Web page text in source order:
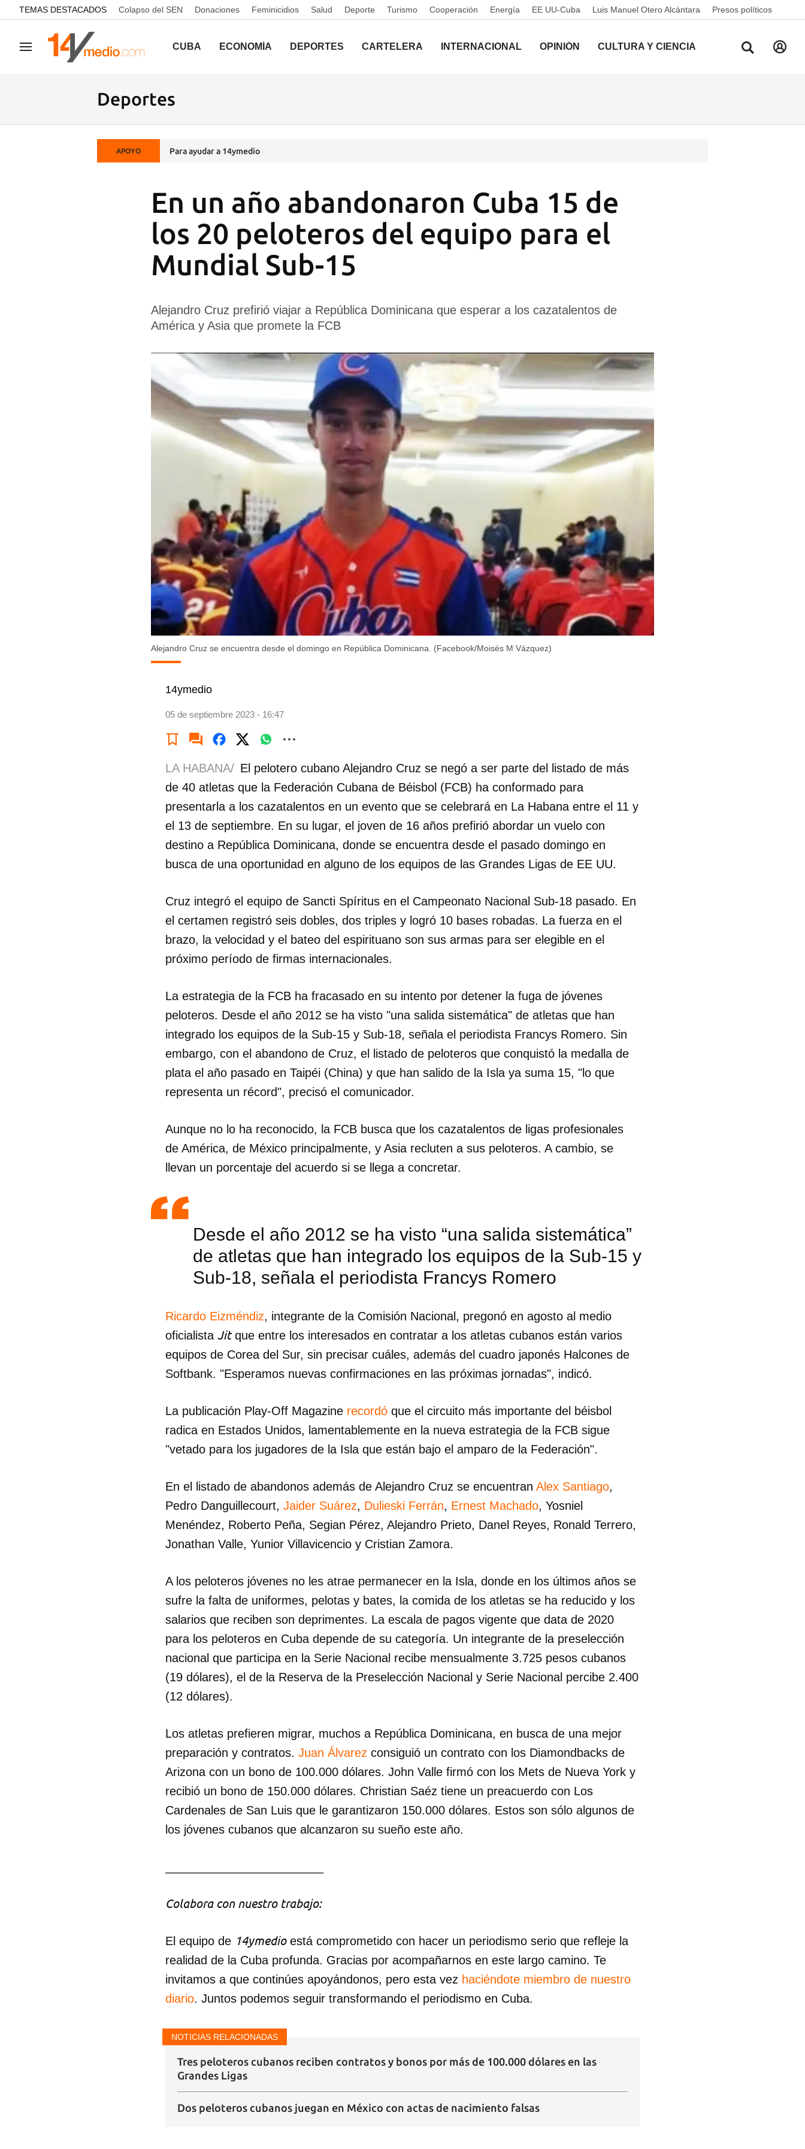
common.go-to-content
TEMAS DESTACADOS Colapso del SEN Donaciones Feminicidios Salud Deporte Turismo Cooperación Energía EE UU-Cuba Luis Manuel Otero Alcántara Presos políticos
Navegación CUBA ECONOMÍA DEPORTES CARTELERA INTERNACIONAL OPINIÓN CULTURA Y CIENCIA
Deportes
APOYO Para ayudar a 14ymedio
En un año abandonaron Cuba 15 de
los 20 peloteros del equipo para el
Mundial Sub-15
Alejandro Cruz prefirió viajar a República Dominicana que esperar a los cazatalentos de
América y Asia que promete la FCB
Alejandro Cruz se encuentra desde el domingo en República Dominicana. (Facebook/Moisés M Vázquez)
14ymedio
05 de septiembre 2023 - 16:47
Para poder guardar como favorito, primero has de iniciar sesión con tu
cuenta de 14ymedio.
INICIAR SESIÓN CANCELAR
LA HABANA/ El pelotero cubano Alejandro Cruz se negó a ser parte del listado de más
de 40 atletas que la Federación Cubana de Béisbol (FCB) ha conformado para
presentarla a los cazatalentos en un evento que se celebrará en La Habana entre el 11 y
el 13 de septiembre. En su lugar, el joven de 16 años prefirió abordar un vuelo con
destino a República Dominicana, donde se encuentra desde el pasado domingo en
busca de una oportunidad en alguno de los equipos de las Grandes Ligas de EE UU.
Cruz integró el equipo de Sancti Spíritus en el Campeonato Nacional Sub-18 pasado. En
el certamen registró seis dobles, dos triples y logró 10 bases robadas. La fuerza en el
brazo, la velocidad y el bateo del espirituano son sus armas para ser elegible en el
próximo período de firmas internacionales.
La estrategia de la FCB ha fracasado en su intento por detener la fuga de jóvenes
peloteros. Desde el año 2012 se ha visto "una salida sistemática" de atletas que han
integrado los equipos de la Sub-15 y Sub-18, señala el periodista Francys Romero. Sin
embargo, con el abandono de Cruz, el listado de peloteros que conquistó la medalla de
plata el año pasado en Taipéi (China) y que han salido de la Isla ya suma 15, "lo que
representa un récord", precisó el comunicador.
Aunque no lo ha reconocido, la FCB busca que los cazatalentos de ligas profesionales
de América, de México principalmente, y Asia recluten a sus peloteros. A cambio, se
llevan un porcentaje del acuerdo si se llega a concretar.
Desde el año 2012 se ha visto “una salida sistemática”
de atletas que han integrado los equipos de la Sub-15 y
Sub-18, señala el periodista Francys Romero
Ricardo Eizméndiz, integrante de la Comisión Nacional, pregonó en agosto al medio
oficialista Jitque entre los interesados en contratar a los atletas cubanos están varios
equipos de Corea del Sur, sin precisar cuáles, además del cuadro japonés Halcones de
Softbank. "Esperamos nuevas confirmaciones en las próximas jornadas", indicó.
La publicación Play-Off Magazine recordó que el circuito más importante del béisbol
radica en Estados Unidos, lamentablemente en la nueva estrategia de la FCB sigue
"vetado para los jugadores de la Isla que están bajo el amparo de la Federación".
En el listado de abandonos además de Alejandro Cruz se encuentran Alex Santiago,
Pedro Danguillecourt, Jaider Suárez, Dulieski Ferrán, Ernest Machado, Yosniel
Menéndez, Roberto Peña, Segian Pérez, Alejandro Prieto, Danel Reyes, Ronald Terrero,
Jonathan Valle, Yunior Villavicencio y Cristian Zamora.
A los peloteros jóvenes no les atrae permanecer en la Isla, donde en los últimos años se
sufre la falta de uniformes, pelotas y bates, la comida de los atletas se ha reducido y los
salarios que reciben son deprimentes. La escala de pagos vigente que data de 2020
para los peloteros en Cuba depende de su categoría. Un integrante de la preselección
nacional que participa en la Serie Nacional recibe mensualmente 3.725 pesos cubanos
(19 dólares), el de la Reserva de la Preselección Nacional y Serie Nacional percibe 2.400
(12 dólares).
Los atletas prefieren migrar, muchos a República Dominicana, en busca de una mejor
preparación y contratos. Juan Álvarez consiguió un contrato con los Diamondbacks de
Arizona con un bono de 100.000 dólares. John Valle firmó con los Mets de Nueva York y
recibió un bono de 150.000 dólares. Christian Saéz tiene un preacuerdo con Los
Cardenales de San Luis que le garantizaron 150.000 dólares. Estos son sólo algunos de
los jóvenes cubanos que alcanzaron su sueño este año.
Colabora con nuestro trabajo:
El equipo de 14ymedioestá comprometido con hacer un periodismo serio que refleje la
realidad de la Cuba profunda. Gracias por acompañarnos en este largo camino. Te
invitamos a que continúes apoyándonos, pero esta vez haciéndote miembro de nuestro
diario. Juntos podemos seguir transformando el periodismo en Cuba.
NOTICIAS RELACIONADAS
Tres peloteros cubanos reciben contratos y bonos por más de 100.000 dólares en las
Grandes Ligas
Dos peloteros cubanos juegan en México con actas de nacimiento falsas